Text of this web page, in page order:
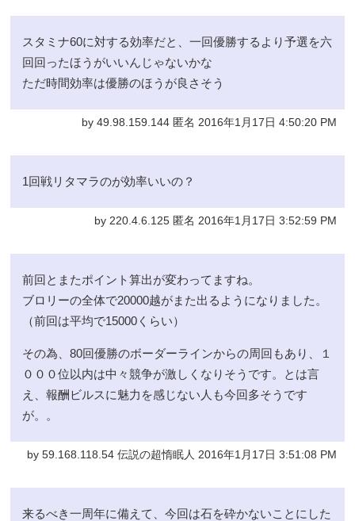
スタミナ60に対する効率だと、一回優勝するより予選を六
回回ったほうがいいんじゃないかな
ただ時間効率は優勝のほうが良さそう
by 49.98.159.144 匿名 2016年1月17日 4:50:20 PM
1回戦リタマラのが効率いいの？
by 220.4.6.125 匿名 2016年1月17日 3:52:59 PM
前回とまたポイント算出が変わってますね。
ブロリーの全体で20000越がまた出るようになりました。
（前回は平均で15000くらい）
その為、80回優勝のボーダーラインからの周回もあり、１
０００位以内は中々競争が激しくなりそうです。とは言
え、報酬ビルスに魅力を感じない人も今回多そうです
が。。
by 59.168.118.54 伝説の超惰眠人 2016年1月17日 3:51:08 PM
来るべき一周年に備えて、今回は石を砕かないことにした